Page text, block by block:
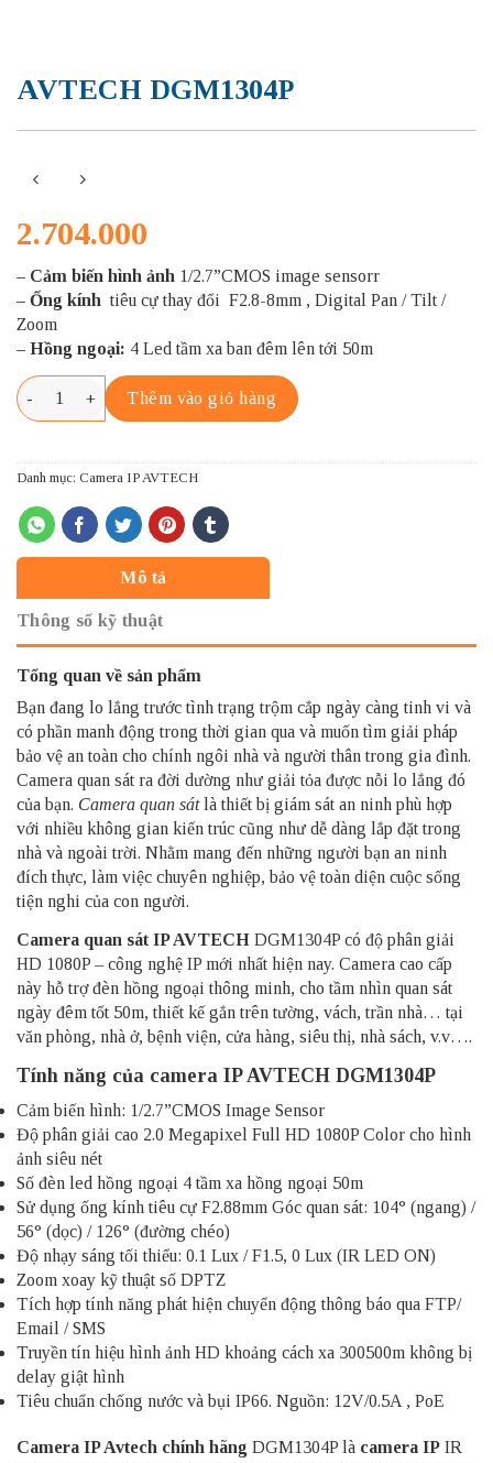
AVTECH DGM1304P
2.704.000
– Cảm biến hình ảnh 1/2.7”CMOS image sensorr
– Ống kính tiêu cự thay đổi F2.8-8mm , Digital Pan / Tilt /
Zoom
– Hồng ngoại: 4 Led tầm xa ban đêm lên tới 50m
AVTECH DGM1304P số lượng
Thêm vào giỏ hàng
Danh mục: Camera IP AVTECH
Mô tả
Thông số kỹ thuật
Tổng quan về sản phẩm
Bạn đang lo lắng trước tình trạng trộm cắp ngày càng tinh vi và
có phần manh động trong thời gian qua và muốn tìm giải pháp
bảo vệ an toàn cho chính ngôi nhà và người thân trong gia đình.
Camera quan sát ra đời dường như giải tỏa được nỗi lo lắng đó
của bạn. Camera quan sátlà thiết bị giám sát an ninh phù hợp
với nhiều không gian kiến trúc cũng như dễ dàng lắp đặt trong
nhà và ngoài trời. Nhằm mang đến những người bạn an ninh
đích thực, làm việc chuyên nghiệp, bảo vệ toàn diện cuộc sống
tiện nghi của con người.
Camera quan sát IP AVTECH DGM1304P có độ phân giải
HD 1080P – công nghệ IP mới nhất hiện nay. Camera cao cấp
này hỗ trợ đèn hồng ngoại thông minh, cho tầm nhìn quan sát
ngày đêm tốt 50m, thiết kế gắn trên tường, vách, trần nhà… tại
văn phòng, nhà ở, bệnh viện, cửa hàng, siêu thị, nhà sách, v.v….
Tính năng của camera IP AVTECH DGM1304P
Cảm biến hình: 1/2.7”CMOS Image Sensor
Độ phân giải cao 2.0 Megapixel Full HD 1080P Color cho hình
ảnh siêu nét
Số đèn led hồng ngoại 4 tầm xa hồng ngoại 50m
Sử dụng ống kính tiêu cự F2.88mm Góc quan sát: 104° (ngang) /
56° (dọc) / 126° (đường chéo)
Độ nhạy sáng tối thiểu: 0.1 Lux / F1.5, 0 Lux (IR LED ON)
Zoom xoay kỹ thuật số DPTZ
Tích hợp tính năng phát hiện chuyển động thông báo qua FTP/
Email / SMS
Truyền tín hiệu hình ảnh HD khoảng cách xa 300500m không bị
delay giật hình
Tiêu chuẩn chống nước và bụi IP66. Nguồn: 12V/0.5A , PoE
Camera IP Avtech chính hãng DGM1304P là camera IP IR